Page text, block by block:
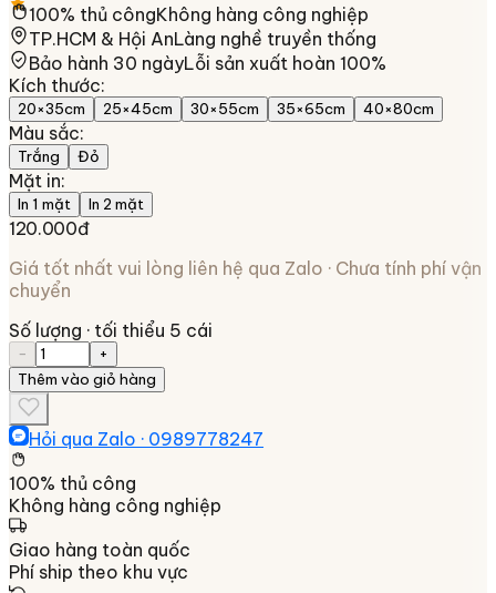
100% thủ côngKhông hàng công nghiệp
TP.HCM & Hội AnLàng nghề truyền thống
Bảo hành 30 ngàyLỗi sản xuất hoàn 100%
Kích thước:
20×35cm 25×45cm 30×55cm 35×65cm 40×80cm
Màu sắc:
Trắng Đỏ
Mặt in:
In 1 mặt In 2 mặt
120.000đ
Giá tốt nhất vui lòng liên hệ qua Zalo · Chưa tính phí vận
chuyển
Số lượng · tối thiểu 5 cái
−
+
Thêm vào giỏ hàng
Hỏi qua Zalo · 0989778247
100% thủ công
Không hàng công nghiệp
Giao hàng toàn quốc
Phí ship theo khu vực